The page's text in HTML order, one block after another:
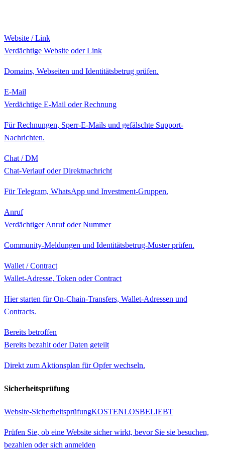
Website / Link
Verdächtige Website oder Link
Domains, Webseiten und Identitätsbetrug prüfen.
E-Mail
Verdächtige E-Mail oder Rechnung
Für Rechnungen, Sperr-E-Mails und gefälschte Support-
Nachrichten.
Chat / DM
Chat-Verlauf oder Direktnachricht
Für Telegram, WhatsApp und Investment-Gruppen.
Anruf
Verdächtiger Anruf oder Nummer
Community-Meldungen und Identitätsbetrug-Muster prüfen.
Wallet / Contract
Wallet-Adresse, Token oder Contract
Hier starten für On-Chain-Transfers, Wallet-Adressen und
Contracts.
Bereits betroffen
Bereits bezahlt oder Daten geteilt
Direkt zum Aktionsplan für Opfer wechseln.
Sicherheitsprüfung
Website-SicherheitsprüfungKOSTENLOSBELIEBT
Prüfen Sie, ob eine Website sicher wirkt, bevor Sie sie besuchen,
bezahlen oder sich anmelden